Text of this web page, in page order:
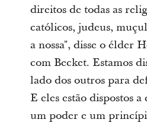
direitos de todas as
católicos, judeus,
a nossa", disse o élder
com Becket. Estamos
lado dos outros para
E eles estão dispostos
um poder e um